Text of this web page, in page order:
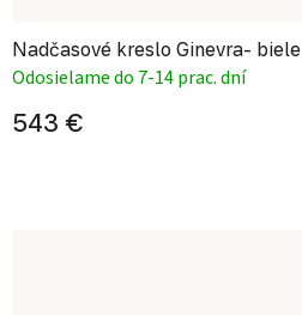
Nadčasové kreslo Ginevra- biele
Odosielame do 7-14 prac. dní
543 €